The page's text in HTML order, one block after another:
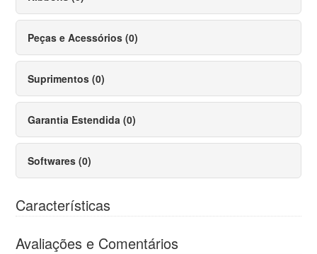
Peças e Acessórios (0)
Suprimentos (0)
Garantia Estendida (0)
Softwares (0)
Características
Avaliações e Comentários